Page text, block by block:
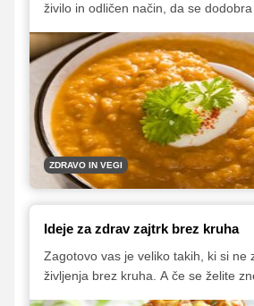
živilo in odličen način, da se
okusna in jo lahko dodamo k
do solat in mehiških specialitet. Ob
pa se seveda še kako prileže topla
ki jo lahko obogatimo z zelenjavo.
ZDRAVO IN VEGI
Ideje za zdrav zajtrk brez kruha
Zagotovo vas je veliko takih, ki si ne
življenja brez kruha. A če se želite